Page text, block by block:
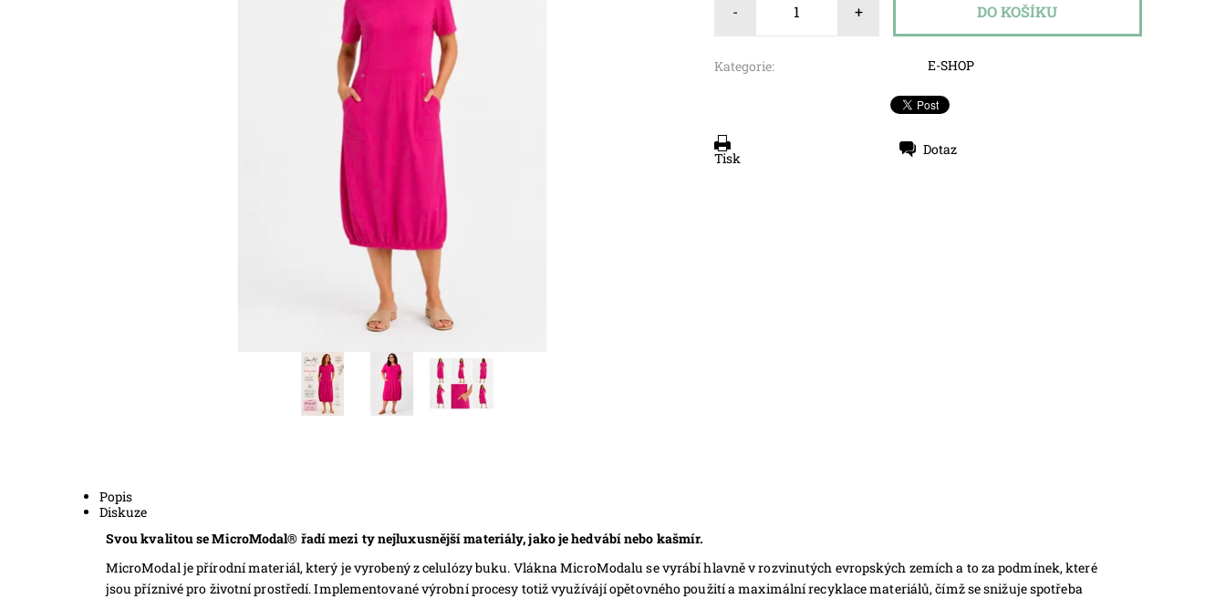
- +
Kategorie: E-SHOP
Tisk
Dotaz
Popis
Diskuze
Svou kvalitou se MicroModal® řadí mezi ty nejluxusnější materiály, jako je hedvábí nebo kašmír.
MicroModal je přírodní materiál, který je vyrobený z celulózy buku. Vlákna MicroModalu se vyrábí hlavně v rozvinutých evropských zemích a to za podmínek, které
jsou příznivé pro životní prostředí. Implementované výrobní procesy totiž využívájí opětovného použití a maximální recyklace materiálů, čímž se snižuje spotřeba